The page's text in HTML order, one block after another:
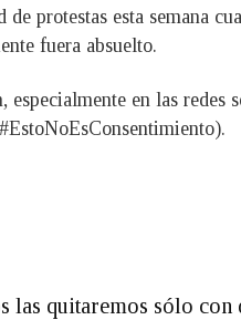
protestas esta semana
fuera absuelto.
en las
quitaremos sólo con